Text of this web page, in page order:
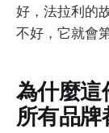
好，法拉利的
不好，它就會
為什麼
所有品